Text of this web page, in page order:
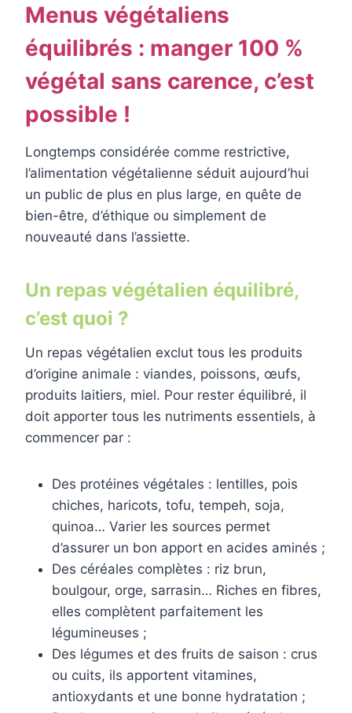
Menus végétaliens
équilibrés : manger 100 %
végétal sans carence, c’est
possible !
Longtemps considérée comme restrictive,
l’alimentation végétalienne séduit aujourd’hui
un public de plus en plus large, en quête de
bien-être, d’éthique ou simplement de
nouveauté dans l’assiette.
Un repas végétalien équilibré,
c’est quoi ?
Un repas végétalien exclut tous les produits
d’origine animale : viandes, poissons, œufs,
produits laitiers, miel. Pour rester équilibré, il
doit apporter tous les nutriments essentiels, à
commencer par :
Des protéines végétales : lentilles, pois
chiches, haricots, tofu, tempeh, soja,
quinoa… Varier les sources permet
d’assurer un bon apport en acides aminés ;
Des céréales complètes : riz brun,
boulgour, orge, sarrasin… Riches en fibres,
elles complètent parfaitement les
légumineuses ;
Des légumes et des fruits de saison : crus
ou cuits, ils apportent vitamines,
antioxydants et une bonne hydratation ;